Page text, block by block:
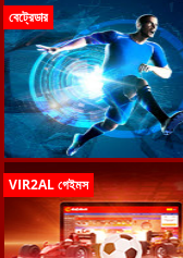
বেট্রেডার
VIR2AL গেইমস